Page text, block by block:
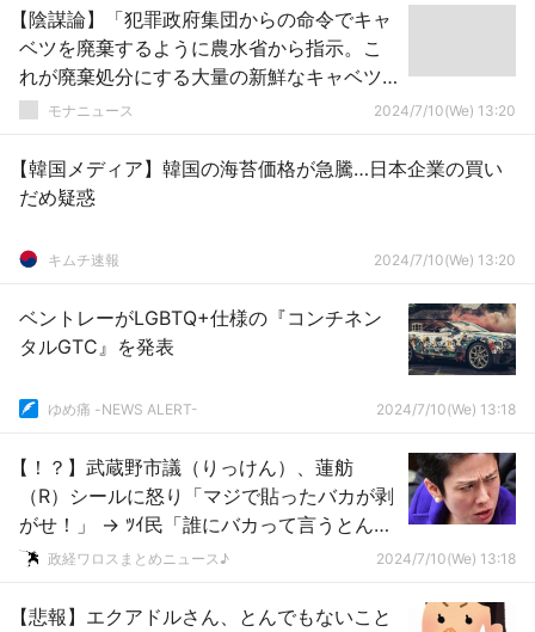
【陰謀論】「犯罪政府集団からの命令でキャ
ベツを廃棄するように農水省から指示。こ
れが廃棄処分にする大量の新鮮なキャベツ
だ！」 コミュノ「事実誤認です。役に立ち
モナニュース 2024/7/10(We) 13:20
【韓国メディア】韓国の海苔価格が急騰…日本企業の買い
だめ疑惑
キムチ速報 2024/7/10(We) 13:20
ベントレーがLGBTQ+仕様の『コンチネン
タルGTC』を発表
ゆめ痛 -NEWS ALERT- 2024/7/10(We) 13:18
【！？】武蔵野市議（りっけん）、蓮舫
（R）シールに怒り「マジで貼ったバカが剥
がせ！」 → ﾂｲ民「誰にバカって言うとんじ
ゃボケ！」
政経ワロスまとめニュース♪ 2024/7/10(We) 13:18
【悲報】エクアドルさん、とんでもないこと